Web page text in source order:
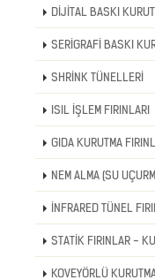
DİJİTAL BASKI
SERİGRAFİ BASKI
SHRİNK TÜNELLERİ
ISIL İŞLEM FIRINLARI
GIDA KURUTMA
NEM ALMA (SU
İNFRARED TÜNEL
STATİK FIRINLAR -
KOVEYÖRLÜ